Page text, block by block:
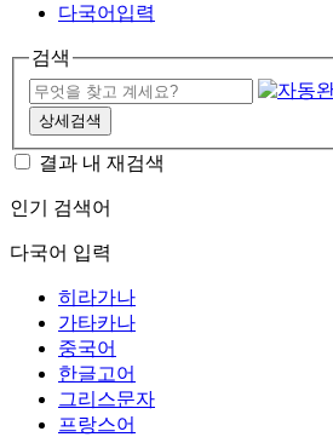
다국어입력
검색
상세검색
결과 내 재검색
인기 검색어
다국어 입력
히라가나
가타카나
중국어
한글고어
그리스문자
프랑스어